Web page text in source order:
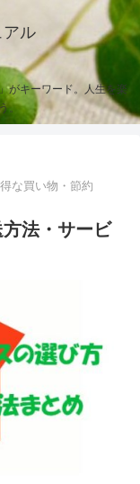
アル
がキーワード。人生を楽
。
な買い物・節約
方法・サービ